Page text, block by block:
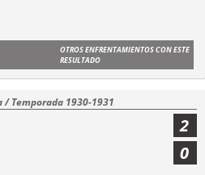
OTROS ENFRENTAMIENTOS CON ESTE
RESULTADO
/ Temporada 1930-1931
2
0